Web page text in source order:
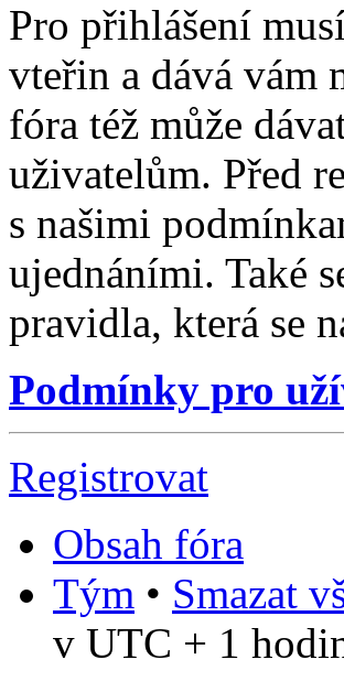
Pro přihlášení
vteřin a dává vám
fóra též může
uživatelům. Před
s našimi
ujednáními. Také
pravidla, která se
Podmínky pro
Registrovat
Obsah fóra
Tým • Smazat
v UTC + 1